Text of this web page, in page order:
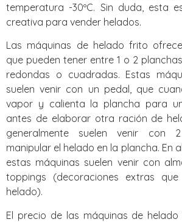
temperatura -30ºC. Sin duda, esta
creativa para vender helados.
Las máquinas de helado frito
que pueden tener entre 1 o 2
redondas o cuadradas. Estas
suelen venir con un pedal, que
vapor y calienta la plancha para
antes de elaborar otra ración de
generalmente suelen venir con
manipular el helado en la plancha. En
estas máquinas suelen venir con
toppings (decoraciones extras
helado).
El precio de las máquinas de